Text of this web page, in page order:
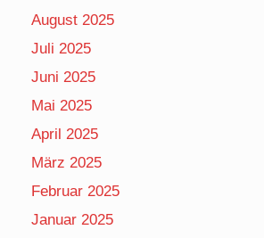
August 2025
Juli 2025
Juni 2025
Mai 2025
April 2025
März 2025
Februar 2025
Januar 2025